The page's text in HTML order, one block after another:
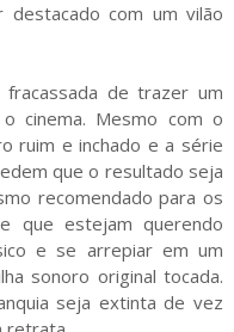
com um vilão
de trazer um
cinema. Mesmo com o
ruim e inchado e a série
que o resultado seja
recomendado para os
que estejam querendo
e se arrepiar em um
sonoro original tocada.
seja extinta de vez